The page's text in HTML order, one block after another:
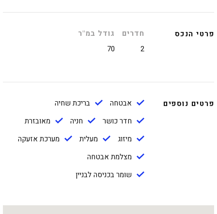
פרטי הנכס
חדרים
2
גודל במ"ר
70
פרטים נוספים אבטחה
בריכת שחיה
חדר כושר
חניה
מאובזרת
מיזוג
מעלית
מערכת אזעקה
מצלמת אבטחה
שומר בכניסה לבניין